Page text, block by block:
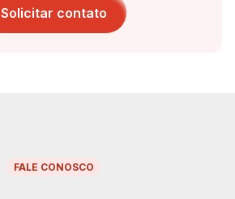
Solicitar contato
FALE CONOSCO